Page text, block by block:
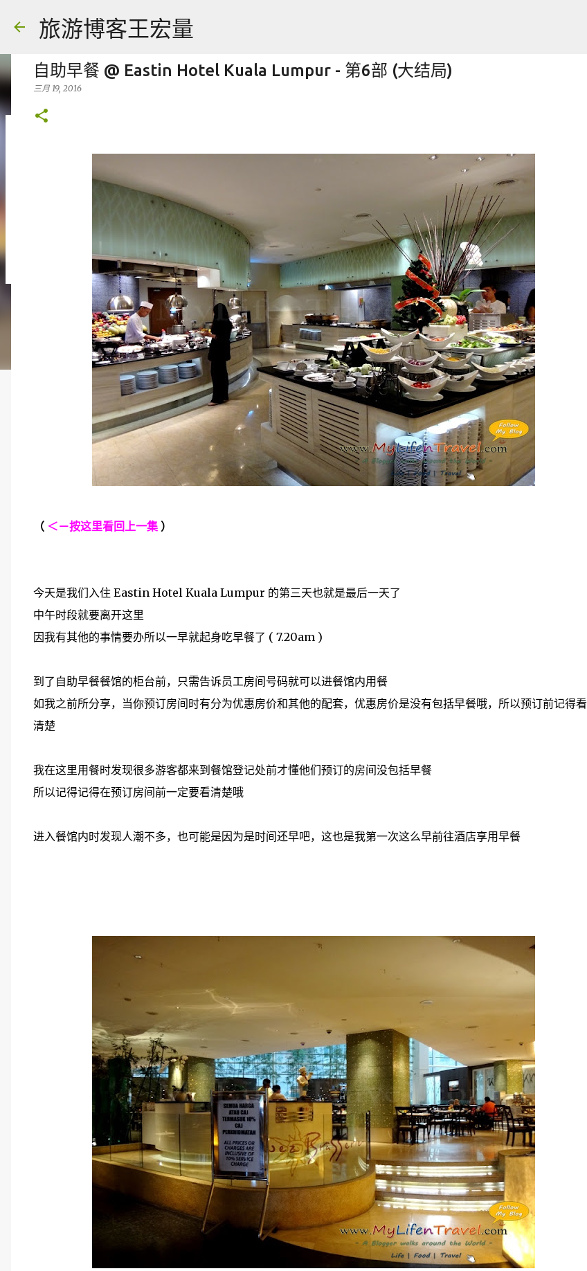
旅游博客王宏量
可以 5 台机一起充电 -- Universal Travel Adapter
自助早餐 @ Eastin Hotel Kuala Lumpur - 第6部 (大结局)
三月 19, 2016
（ ＜－按这里看回上一集 ）
今天是我们入住 Eastin Hotel Kuala Lumpur 的第三天也就是最后一天了
中午时段就要离开这里
因我有其他的事情要办所以一早就起身吃早餐了 ( 7.20am )
到了自助早餐餐馆的柜台前，只需告诉员工房间号码就可以进餐馆内用餐
如我之前所分享，当你预订房间时有分为优惠房价和其他的配套，优惠房价是没有包括早餐哦，所以预订前记得看
清楚
我在这里用餐时发现很多游客都来到餐馆登记处前才懂他们预订的房间没包括早餐
所以记得记得在预订房间前一定要看清楚哦
进入餐馆内时发现人潮不多，也可能是因为是时间还早吧，这也是我第一次这么早前往酒店享用早餐